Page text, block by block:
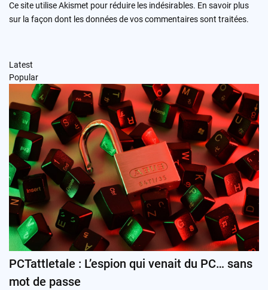
Ce site utilise Akismet pour réduire les indésirables. En savoir plus
sur la façon dont les données de vos commentaires sont traitées.
Latest
Popular
PCTattletale : L’espion qui venait du PC… sans
mot de passe